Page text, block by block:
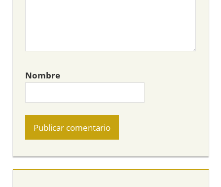
Nombre